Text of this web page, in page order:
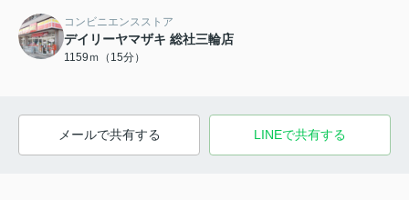
コンビニエンスストア
デイリーヤマザキ 総社三輪店
1159ｍ（15分）
メールで共有する LINEで共有する